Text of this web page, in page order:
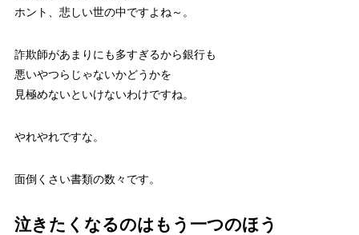
ホント、悲しい世の中ですよね～。
詐欺師があまりにも多すぎるから銀行も
悪いやつらじゃないかどうかを
見極めないといけないわけですね。
やれやれですな。
面倒くさい書類の数々です。
泣きたくなるのはもう一つのほう